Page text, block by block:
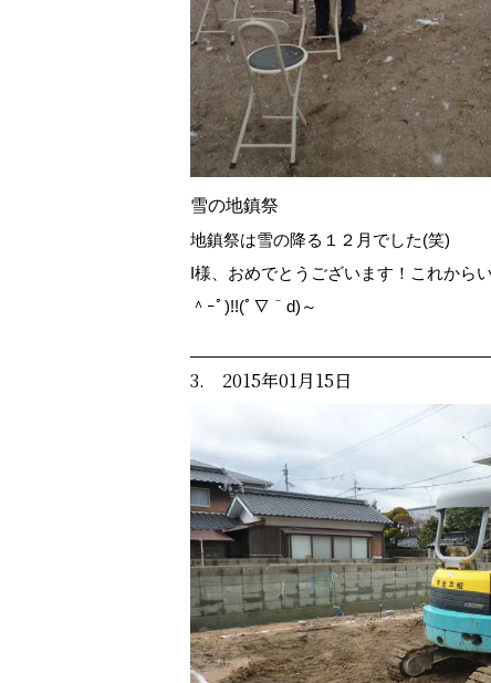
雪の地鎮祭
地鎮祭は雪の降る１２月でした(笑)
I様、おめでとうございます！これから
＾ｰﾟ)!!(ﾟ∇＾d)～
3. 2015年01月15日